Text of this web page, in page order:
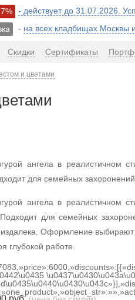
- действует до 31.07.2026.
- на всех кладбищах Москвы
Скидки Сертификаты
и цветами
ангела в реалистичном
для семейных
ангела в реалистичном
для семейных
издалека. Оформление
глубокой работе.